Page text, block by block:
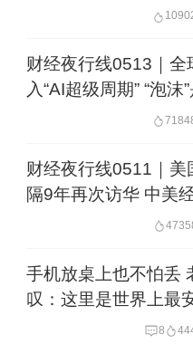
财经夜行线0513｜全
入“AI超级周期” “泡沫
财经夜行线0511｜美
隔9年再次访华 中美
手机放桌上也不怕丢
叹：这里是世界上最
方 安全感正成为上海
8